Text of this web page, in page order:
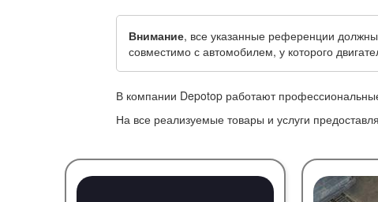
Внимание, все указанные референции
совместимо с автомобилем, у которого
В компании Depotop работают
На все реализуемые товары и услуги